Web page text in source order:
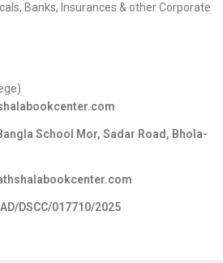
Banks, Insurances & other Corporate
School Mor, Sadar Road, Bhola-
DSCC/017710/2025